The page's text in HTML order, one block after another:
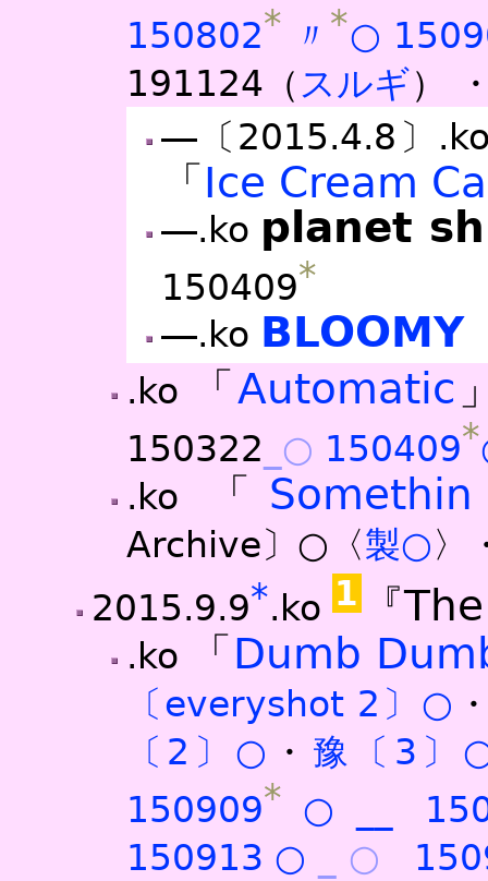
150802* 〃 *○
191124（スルギ）
―〔2015.4.8〕
「 Ice Cream
―.ko planet
150409*
―.ko BLOOMY
.ko 「 Automatic
150322 _○ 150409*
.ko
「
Archive〕○〈製○〉
2015.9.9*.ko 1『
.ko 「 Dumb
〔everyshot 2〕○
〔2〕○ ・ 豫〔3〕
150909* ○
150913○
_○